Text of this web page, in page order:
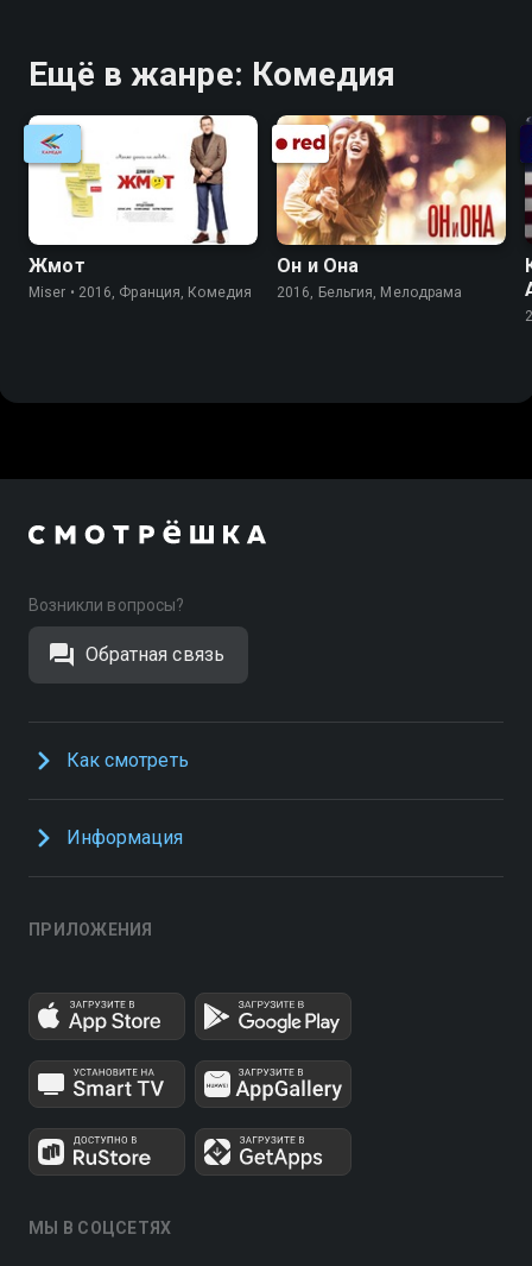
Ещё в жанре: Комедия
Жмот
Miser • 2016, Франция, Комедия
Он и Она
2016, Бельгия, Мелодрама
Возникли вопросы?
Обратная связь
Как смотреть
Информация
ПРИЛОЖЕНИЯ
МЫ В СОЦСЕТЯХ